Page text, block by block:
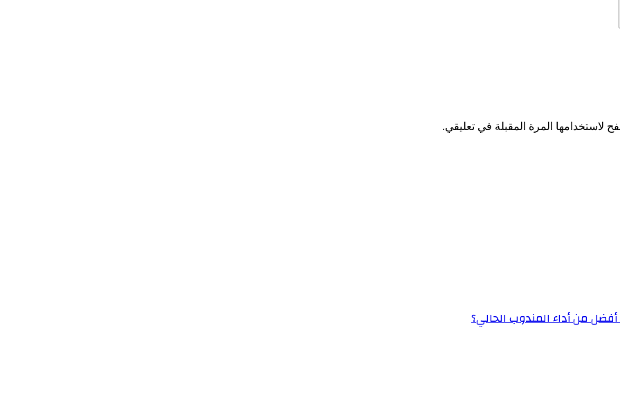
لاستخدامها المرة المقبلة في تعليقي.
أفضل من أداء المندوب الحالي؟